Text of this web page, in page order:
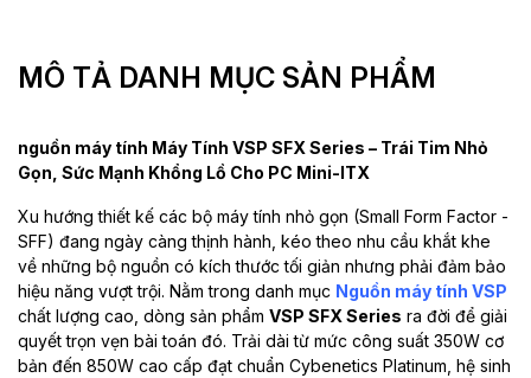
MÔ TẢ DANH MỤC SẢN PHẨM
nguồn máy tính Máy Tính VSP SFX Series – Trái Tim Nhỏ
Gọn, Sức Mạnh Khổng Lồ Cho PC Mini-ITX
Xu hướng thiết kế các bộ máy tính nhỏ gọn (Small Form Factor -
SFF) đang ngày càng thịnh hành, kéo theo nhu cầu khắt khe
về những bộ nguồn có kích thước tối giản nhưng phải đảm bảo
hiệu năng vượt trội. Nằm trong danh mục Nguồn máy tính VSP
chất lượng cao, dòng sản phẩm VSP SFX Series ra đời để giải
quyết trọn vẹn bài toán đó. Trải dài từ mức công suất 350W cơ
bản đến 850W cao cấp đạt chuẩn Cybenetics Platinum, hệ sinh